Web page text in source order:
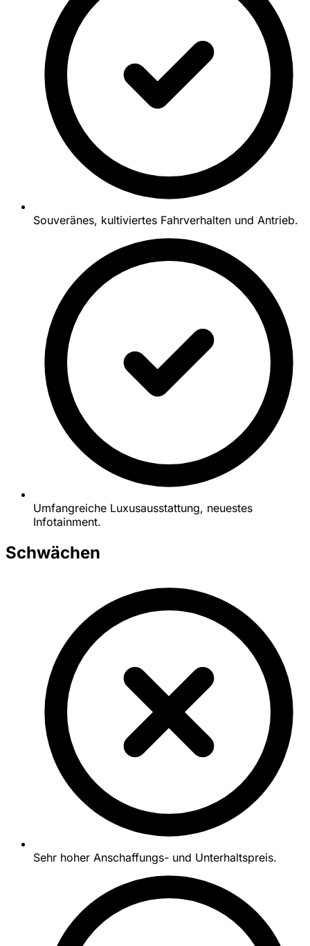
Souveränes, kultiviertes Fahrverhalten und Antrieb.
Umfangreiche Luxusausstattung, neuestes
Infotainment.
Schwächen
Sehr hoher Anschaffungs- und Unterhaltspreis.